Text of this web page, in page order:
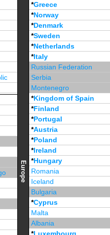
Europe
*Greece
*Norway
*Denmark
*Sweden
*Netherlands
*Italy
Russian Federation
Serbia
Montenegro
*Kingdom of Spain
*Finland
*Portugal
*Austria
*Poland
*Ireland
*Hungary
Romania
Iceland
Bulgaria
*Cyprus
Malta
Albania